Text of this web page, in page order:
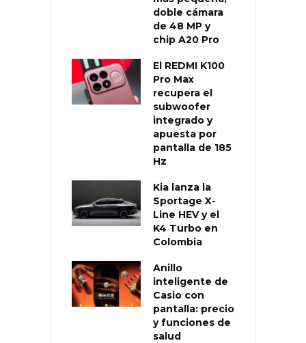
doble cámara
de 48 MP y
chip A20 Pro
El REDMI K100
Pro Max
recupera el
subwoofer
integrado y
apuesta por
pantalla de 185
Hz
Kia lanza la
Sportage X-
Line HEV y el
K4 Turbo en
Colombia
Anillo
inteligente de
Casio con
pantalla: precio
y funciones de
salud